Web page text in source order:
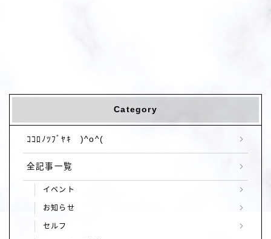
Category
ｺｺﾛﾉﾂﾌﾞﾔｷ )^o^(
全記事一覧
イベント
お知らせ
セルフ